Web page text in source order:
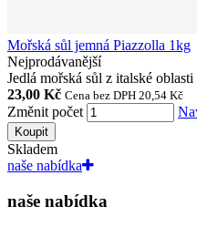
Mořská sůl jemná Piazzolla 1kg
Nejprodávanější
Jedlá mořská sůl z italské
23,00 Kč Cena bez DPH 20,54 Kč
Změnit počet
Koupit
Skladem
naše nabídka
naše nabídka